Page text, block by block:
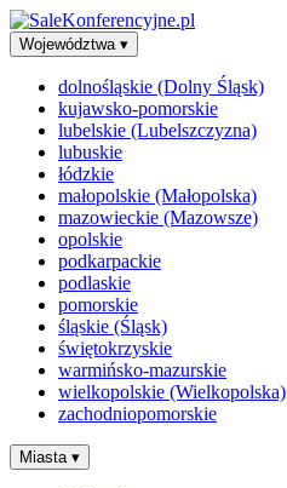
Województwa ▾
dolnośląskie (Dolny Śląsk)
kujawsko-pomorskie
lubelskie (Lubelszczyzna)
lubuskie
łódzkie
małopolskie (Małopolska)
mazowieckie (Mazowsze)
opolskie
podkarpackie
podlaskie
pomorskie
śląskie (Śląsk)
świętokrzyskie
warmińsko-mazurskie
wielkopolskie (Wielkopolska)
zachodniopomorskie
Miasta ▾